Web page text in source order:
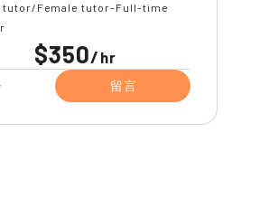
tutor/Female tutor-Full-time
$350/ hr
留言